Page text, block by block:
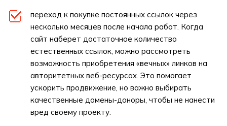
переход к покупке постоянных ссылок через
несколько месяцев после начала работ. Когда
сайт наберет достаточное количество
естественных ссылок, можно рассмотреть
возможность приобретения «вечных» линков на
авторитетных веб-ресурсах. Это помогает
ускорить продвижение, но важно выбирать
качественные домены-доноры, чтобы не нанести
вред своему проекту.